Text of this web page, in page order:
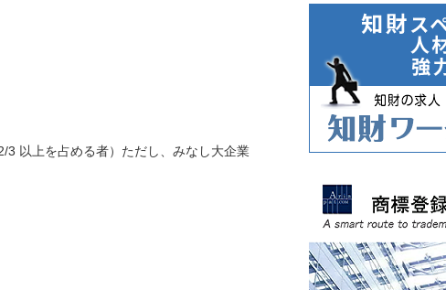
3 以上を占める者）ただし、みなし大企業